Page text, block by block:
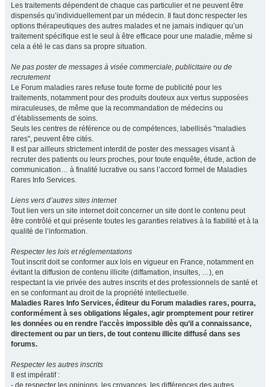
Les traitements dépendent de chaque cas particulier et ne peuvent être
dispensés qu’individuellement par un médecin. Il faut donc respecter les
options thérapeutiques des autres malades et ne jamais indiquer qu’un
traitement spécifique est le seul à être efficace pour une maladie, même si
cela a été le cas dans sa propre situation.
Ne pas poster de messages à visée commerciale, publicitaire ou de
recrutement
Le Forum maladies rares refuse toute forme de publicité pour les
traitements, notamment pour des produits douteux aux vertus supposées
miraculeuses, de même que la recommandation de médecins ou
d’établissements de soins.
Seuls les centres de référence ou de compétences, labellisés "maladies
rares", peuvent être cités.
Il est par ailleurs strictement interdit de poster des messages visant à
recruter des patients ou leurs proches, pour toute enquête, étude, action de
communication… à finalité lucrative ou sans l’accord formel de Maladies
Rares Info Services.
Liens vers d’autres sites internet
Tout lien vers un site internet doit concerner un site dont le contenu peut
être contrôlé et qui présente toutes les garanties relatives à la fiabilité et à la
qualité de l’information.
Respecter les lois et réglementations
Tout inscrit doit se conformer aux lois en vigueur en France, notamment en
évitant la diffusion de contenu illicite (diffamation, insultes, …), en
respectant la vie privée des autres inscrits et des professionnels de santé et
en se conformant au droit de la propriété intellectuelle.
Maladies Rares Info Services, éditeur du Forum maladies rares, pourra,
conformément à ses obligations légales, agir promptement pour retirer
les données ou en rendre l’accès impossible dès qu’il a connaissance,
directement ou par un tiers, de tout contenu illicite diffusé dans ses
forums.
Respecter les autres inscrits
Il est impératif :
- de respecter les opinions, les croyances, les différences des autres